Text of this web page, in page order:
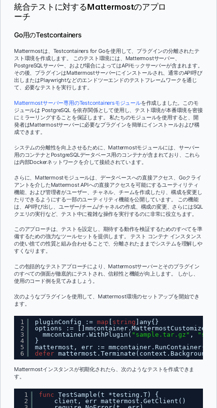
統合テストに対するMattermostのアプロ
ーチ
Go用のTestcontainers
Mattermostは、Testcontainers for Goを使用して、プラグインの分離されたテ
スト環境を作成します。 このテスト環境には、Mattermostサーバー、
PostgreSQLサーバー、および場合によってはAPIモックサーバーが含まれます。
その後、プラグインはMattermostサーバーにインストールされ、通常のAPI呼び
出しまたはPlaywrightなどのエンドツーエンドのテストフレームワークを通じ
て、必要なテストを実行します。
Mattermostサーバー専用のTestcontainersモジュールを作成しました。このモ
ジュールは PostgreSQL を依存関係として使用し、テスト環境が本番環境を密接
にミラーリングすることを保証します。 私たちのモジュールを使用すると、開
発者はMattermostサーバーに必要なプラグインを簡単にインストールおよび構
成できます。
システムの分離性を向上させるために、Mattermostモジュールには、サーバー
用のコンテナとPostgreSQLデータベース用のコンテナが含まれており、これら
は内部Dockerネットワークを介して接続されています。
さらに、Mattermostモジュールは、データベースへの直接アクセス、Goクライ
アントを介したMattermost APIへの直接アクセスを可能にするユーティリティ
機能、および管理者がユーザー、チャネル、チームを作成したり、構成を変更し
たりできるようにする一部のユーティリティ機能を公開しています。 この機能
は、API呼び出し、ユーザー/チーム/チャネルの作成、構成の変更、さらにはSQL
クエリの実行など、テスト中に複雑な操作を実行するのに非常に役立ちます。
このアプローチは、テストを設定し、期待する動作を検証するためのすべてを準
備するための強力なツールセットを提供します。 テスト コンテナ インスタンス
の使い捨ての性質と組み合わせることで、分離されたままでシステムを理解しや
すくなります。
この包括的なテストアプローチにより、Mattermostサーバーとそのプラグイン
のすべての側面が徹底的にテストされ、信頼性と機能が向上します。 しかし、
使用のコード例を見てみましょう。
次のようなプラグインを使用して、Mattermost環境のセットアップを開始でき
ます。
1
2
3
4
5
6
pluginConfig := map string ]any{}
options :=
mmcontainer.WithPlugin( "sample.tar.gz" ,
}
mattermost, err :=
defer mattermost.Terminate(context.Background()
Mattermostインスタンスが初期化されたら、次のようなテストを作成できま
す。
1
2
func TestSample(t *testing.T) {
client, err mattermost.GetClient()